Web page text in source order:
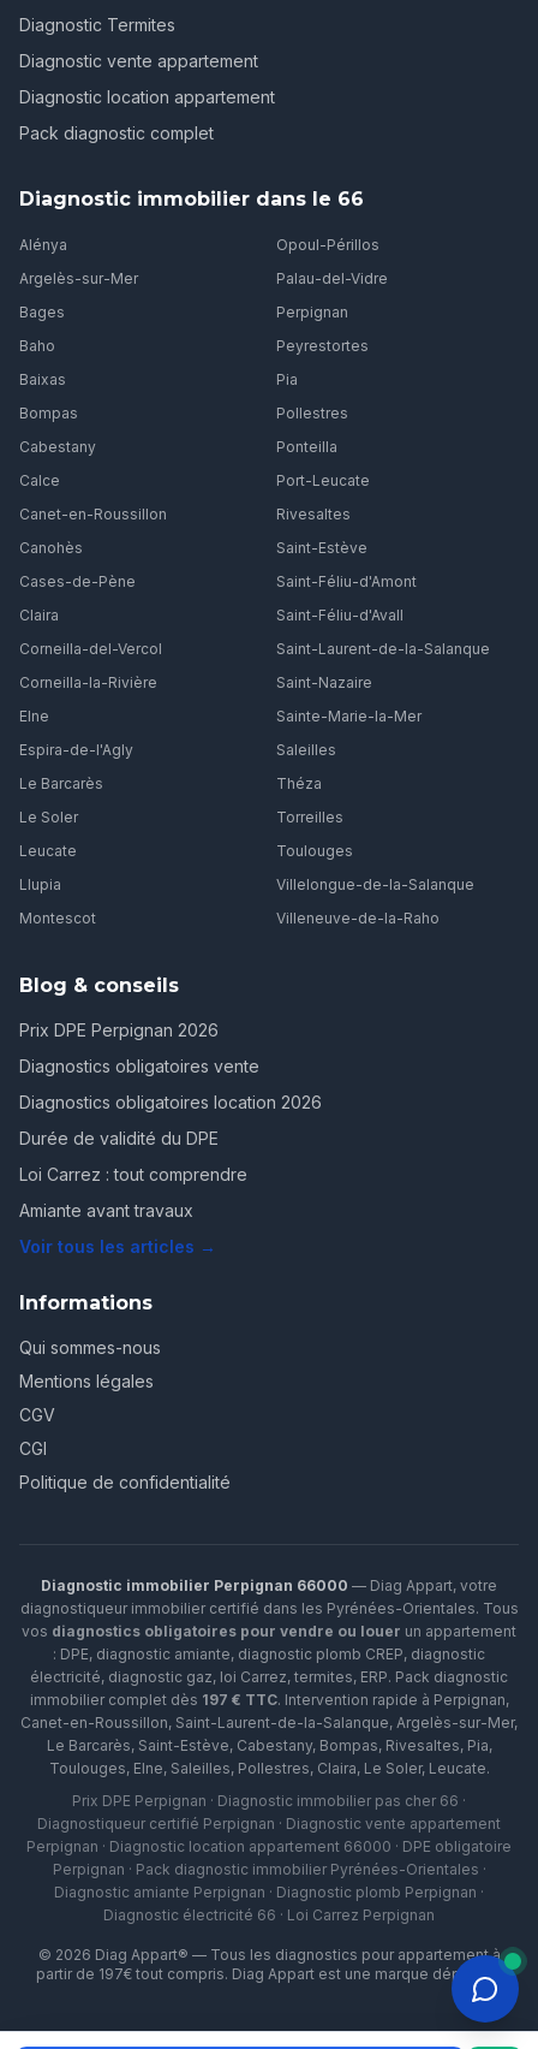
Diagnostic Termites
Diagnostic vente appartement
Diagnostic location appartement
Pack diagnostic complet
Diagnostic immobilier dans le 66
Alénya
Argelès-sur-Mer
Bages
Baho
Baixas
Bompas
Cabestany
Calce
Canet-en-Roussillon
Canohès
Cases-de-Pène
Claira
Corneilla-del-Vercol
Corneilla-la-Rivière
Elne
Espira-de-l'Agly
Le Barcarès
Le Soler
Leucate
Llupia
Montescot
Opoul-Périllos
Palau-del-Vidre
Perpignan
Peyrestortes
Pia
Pollestres
Ponteilla
Port-Leucate
Rivesaltes
Saint-Estève
Saint-Féliu-d'Amont
Saint-Féliu-d'Avall
Saint-Laurent-de-la-Salanque
Saint-Nazaire
Sainte-Marie-la-Mer
Saleilles
Théza
Torreilles
Toulouges
Villelongue-de-la-Salanque
Villeneuve-de-la-Raho
Blog & conseils
Prix DPE Perpignan 2026
Diagnostics obligatoires vente
Diagnostics obligatoires location 2026
Durée de validité du DPE
Loi Carrez : tout comprendre
Amiante avant travaux
Voir tous les articles →
Informations
Qui sommes-nous
Mentions légales
CGV
CGI
Politique de confidentialité
Diagnostic immobilier Perpignan 66000 — Diag Appart, votre
diagnostiqueur immobilier certifié dans les Pyrénées-Orientales. Tous
vos diagnostics obligatoires pour vendre ou louer un appartement
: DPE, diagnostic amiante, diagnostic plomb CREP, diagnostic
électricité, diagnostic gaz, loi Carrez, termites, ERP. Pack diagnostic
immobilier complet dès 197 € TTC. Intervention rapide à Perpignan,
Canet-en-Roussillon, Saint-Laurent-de-la-Salanque, Argelès-sur-Mer,
Le Barcarès, Saint-Estève, Cabestany, Bompas, Rivesaltes, Pia,
Toulouges, Elne, Saleilles, Pollestres, Claira, Le Soler, Leucate.
Prix DPE Perpignan · Diagnostic immobilier pas cher 66 ·
Diagnostiqueur certifié Perpignan · Diagnostic vente appartement
Perpignan · Diagnostic location appartement 66000 · DPE obligatoire
Perpignan · Pack diagnostic immobilier Pyrénées-Orientales ·
Diagnostic amiante Perpignan · Diagnostic plomb Perpignan ·
Diagnostic électricité 66 · Loi Carrez Perpignan
© 2026 Diag Appart® — Tous les diagnostics pour appartement à
partir de 197€ tout compris. Diag Appart est une marque déposée.